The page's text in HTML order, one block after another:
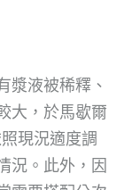
漿液被稀釋、
大，於馬歇爾
現況適度調
況。此外，因